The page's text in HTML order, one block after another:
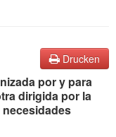
Drucken
por y para
dirigida por la